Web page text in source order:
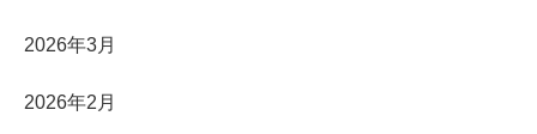
2026年3月
2026年2月